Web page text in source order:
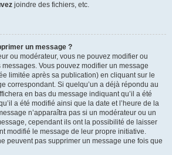
joindre des fichiers, etc.
un message ?
ou modérateur, vous ne pouvez modifier ou
Vous pouvez modifier un message
limitée après sa publication) en cliquant sur le
correspondant. Si quelqu’un a déjà répondu au
en bas du message indiquant qu’il a été
a été modifié ainsi que la date et l’heure de la
n’apparaîtra pas si un modérateur ou un
cependant ils ont la possibilité de laisser
modifié le message de leur propre initiative.
peuvent pas supprimer un message une fois que